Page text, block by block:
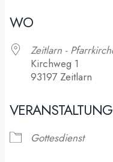
WO
Zeitlarn -
Kirchweg 1
93197 Zeitlarn
Gottesdienst